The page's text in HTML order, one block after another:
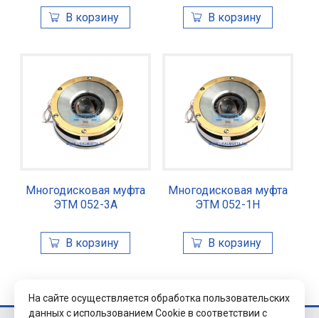
Многодисковая муфта
ЭТМ 052-3А
Многодисковая муфта
ЭТМ 052-1Н
На сайте осуществляется обработка пользовательских
данных с использованием Cookie в соответствии с